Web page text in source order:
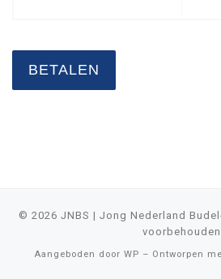
BETALEN
© 2026 JNBS | Jong Nederland
voorbehouden
Aangeboden door WP – Ontworpen